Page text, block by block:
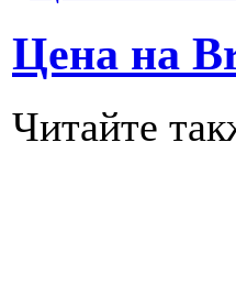
Цена на
Читайте